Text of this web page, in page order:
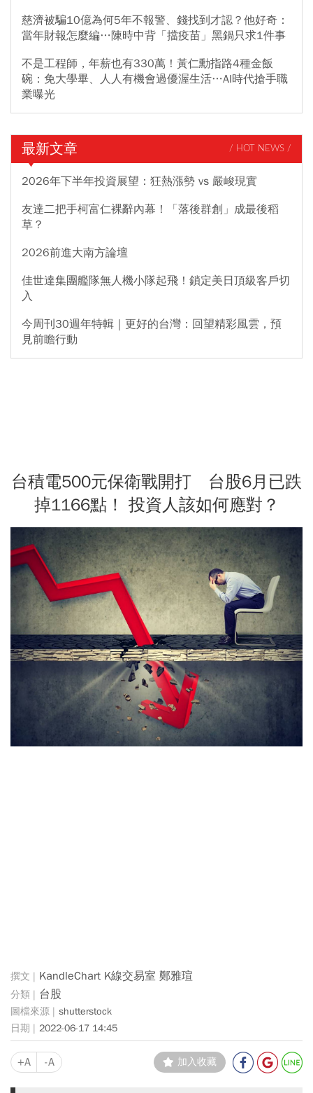
慈濟被騙10億為何5年不報警、錢找到才認？他好奇：
當年財報怎麼編…陳時中背「擋疫苗」黑鍋只求1件事
不是工程師，年薪也有330萬！黃仁勳指路4種金飯
碗：免大學畢、人人有機會過優渥生活…AI時代搶手職
業曝光
最新文章 / HOT NEWS /
2026年下半年投資展望：狂熱漲勢 vs 嚴峻現實
友達二把手柯富仁裸辭內幕！「落後群創」成最後稻
草？
2026前進大南方論壇
佳世達集團艦隊無人機小隊起飛！鎖定美日頂級客戶切
入
今周刊30週年特輯｜更好的台灣：回望精彩風雲，預
見前瞻行動
台積電500元保衛戰開打 台股6月已跌
掉1166點！ 投資人該如何應對？
KandleChart K線交易室 鄭雅瑄
台股
shutterstock
2022-06-17 14:45
+A -A 加入收藏